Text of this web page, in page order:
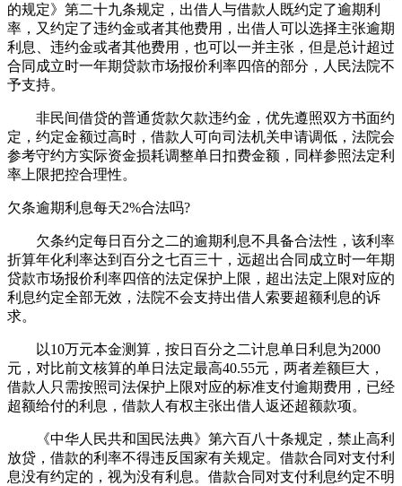
的规定》第二十九条规定，出借人与借款人既约定了逾期利
率，又约定了违约金或者其他费用，出借人可以选择主张逾期
利息、违约金或者其他费用，也可以一并主张，但是总计超过
合同成立时一年期贷款市场报价利率四倍的部分，人民法院不
予支持。
非民间借贷的普通货款欠款违约金，优先遵照双方书面约
定，约定金额过高时，借款人可向司法机关申请调低，法院会
参考守约方实际资金损耗调整单日扣费金额，同样参照法定利
率上限把控合理性。
欠条逾期利息每天2%合法吗?
欠条约定每日百分之二的逾期利息不具备合法性，该利率
折算年化利率达到百分之七百三十，远超出合同成立时一年期
贷款市场报价利率四倍的法定保护上限，超出法定上限对应的
利息约定全部无效，法院不会支持出借人索要超额利息的诉
求。
以10万元本金测算，按日百分之二计息单日利息为2000
元，对比前文核算的单日法定最高40.55元，两者差额巨大，
借款人只需按照司法保护上限对应的标准支付逾期费用，已经
超额给付的利息，借款人有权主张出借人返还超额款项。
《中华人民共和国民法典》第六百八十条规定，禁止高利
放贷，借款的利率不得违反国家有关规定。借款合同对支付利
息没有约定的，视为没有利息。借款合同对支付利息约定不明